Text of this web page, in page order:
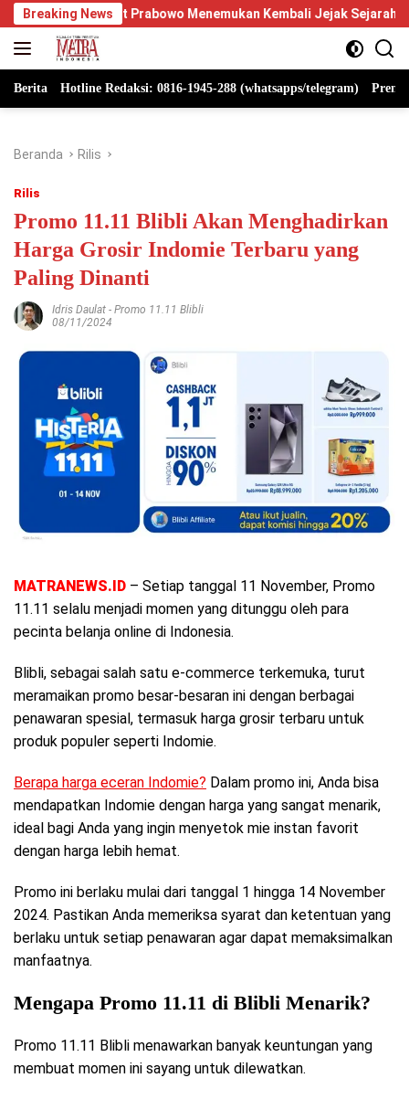
Langsung
ke
konten
Breaking News
Prabowo Menemukan Kembali Jejak Sejarah IPDN
Berita Hotline Redaksi: 0816-1945-288 (whatsapps/telegram)
Beranda Rilis
Rilis
Promo 11.11 Blibli Akan Menghadirkan
Harga Grosir Indomie Terbaru yang
Paling Dinanti
Idris Daulat - Promo 11.11 Blibli
08/11/2024
MATRANEWS.ID – Setiap tanggal 11 November, Promo
11.11 selalu menjadi momen yang ditunggu oleh para
pecinta belanja online di Indonesia.
Blibli, sebagai salah satu e-commerce terkemuka, turut
meramaikan promo besar-besaran ini dengan berbagai
penawaran spesial, termasuk harga grosir terbaru untuk
produk populer seperti Indomie.
Berapa harga eceran Indomie? Dalam promo ini, Anda bisa
mendapatkan Indomie dengan harga yang sangat menarik,
ideal bagi Anda yang ingin menyetok mie instan favorit
dengan harga lebih hemat.
Promo ini berlaku mulai dari tanggal 1 hingga 14 November
2024. Pastikan Anda memeriksa syarat dan ketentuan yang
berlaku untuk setiap penawaran agar dapat memaksimalkan
manfaatnya.
Mengapa Promo 11.11 di Blibli Menarik?
Promo 11.11 Blibli menawarkan banyak keuntungan yang
membuat momen ini sayang untuk dilewatkan.